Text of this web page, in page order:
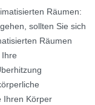
Räumen:
sollten Sie sich
Räumen
Ihren Körper